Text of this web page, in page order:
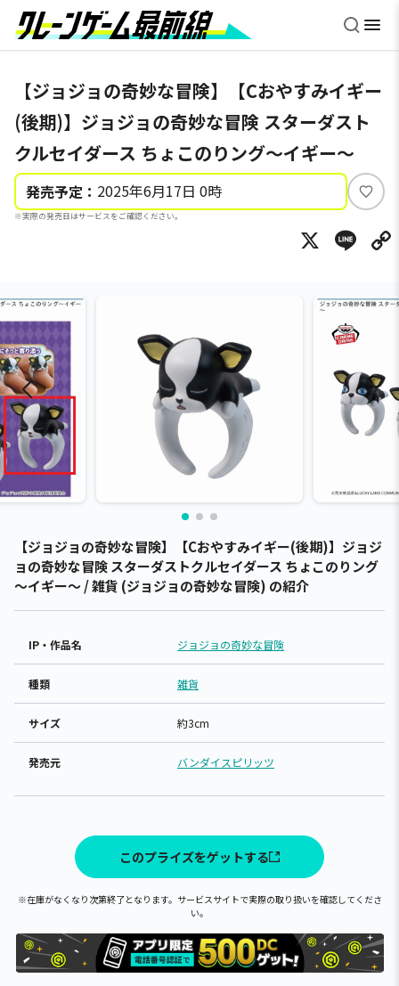
【ジョジョの奇妙な冒険】【Cおやすみイギー
(後期)】ジョジョの奇妙な冒険 スターダスト
クルセイダース ちょこのりング～イギー～
発売予定： 2025年6月17日 0時
※実際の発売日はサービスをご確認ください。
い
ね
X
【ジョジョの奇妙な冒険】【Cおやすみイギー(後期)】ジョジ
ョの奇妙な冒険 スターダストクルセイダース ちょこのりング
～イギー～ / 雑貨 (ジョジョの奇妙な冒険) の紹介
IP・作品名 ジョジョの奇妙な冒険
種類 雑貨
サイズ 約3cm
発売元 バンダイスピリッツ
このプライズをゲットする
※在庫がなくなり次第終了となります。サービスサイトで実際の取り扱いを確認してくださ
い。